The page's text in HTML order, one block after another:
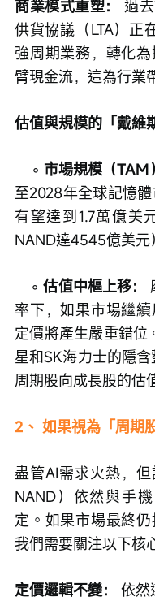
商業模式重塑：
過
供貨協議（LTA）正
強周期業務，轉化
臂現金流，這為行業
估值與規模的「戴維
◦ 市場規模（TAM
至2028年全球記憶
有望達到1.7萬億美
NAND達4545億美元
◦ 估值中樞上移：
率下，如果市場繼
定價將產生嚴重錯位
星和SK海力士的隱
周期股向成長股的估
2、 如果視為「周期
盡管AI需求火熱，
NAND）依然與手
定。如果市場最終仍
我們需要關注以下核
定價邏輯不變：
依然